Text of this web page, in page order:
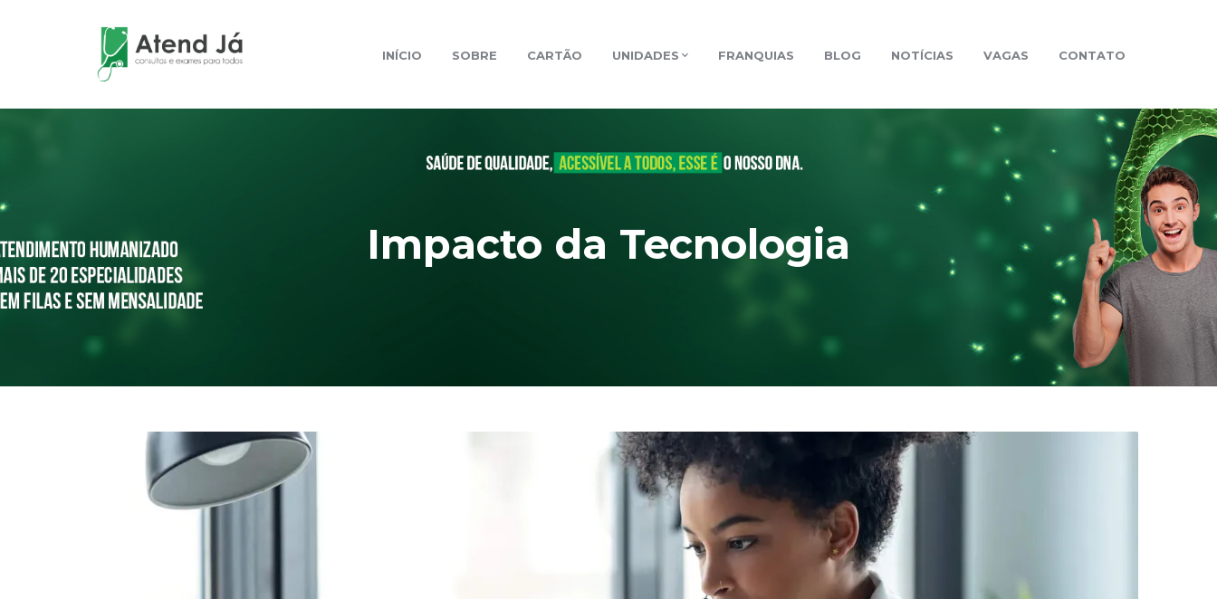
INÍCIO SOBRE CARTÃO UNIDADES FRANQUIAS BLOG NOTÍCIAS VAGAS CONTATO
Impacto da Tecnologia